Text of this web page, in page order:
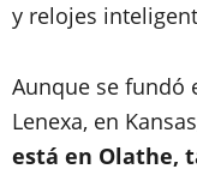
y relojes
Aunque se fundó
Lenexa, en
está en Olathe,